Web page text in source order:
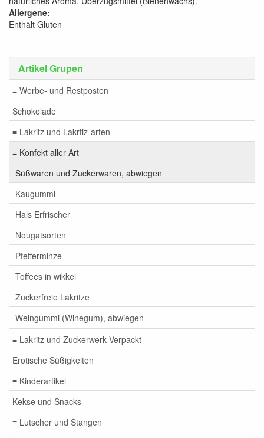
Artikel Grupen
≡ Werbe- und Restposten
Schokolade
≡ Lakritz und Lakrtiz-arten
≡ Konfekt aller Art
Süßwaren und Zuckerwaren, abwiegen
Kaugummi
Hals Erfrischer
Nougatsorten
Pfefferminze
Toffees in wikkel
Zuckerfreie Lakritze
Weingummi (Winegum), abwiegen
≡ Lakritz und Zuckerwerk Verpackt
Erotische Süßigkeiten
≡ Kinderartikel
Kekse und Snacks
≡ Lutscher und Stangen
Allergene:
Enthält Gluten